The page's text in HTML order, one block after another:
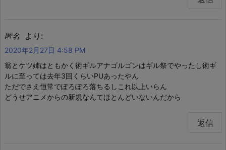
匿名 より:
2020年2月27日 4:58 PM
翁とケツ姉はともかく術ギルアナゴルゴンはギル祭でやったし術ギ
ルに至っては去年3回くらいPUあったやん
ただでさえ恒常でぽろぽろ落ちるしこれ以上いらん
どうせアニメからの新規なんてほとんどいないんだから
返信